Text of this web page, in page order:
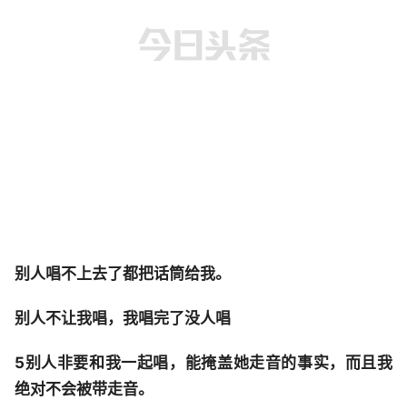
别人唱不上去了都把话筒给我。
别人不让我唱，我唱完了没人唱
5别人非要和我一起唱，能掩盖她走音的事实，而且我
绝对不会被带走音。